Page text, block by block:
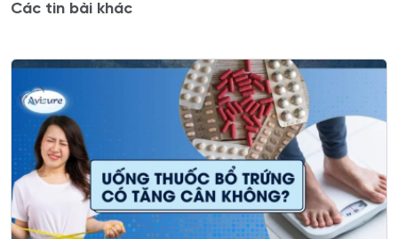
Các tin bài khác